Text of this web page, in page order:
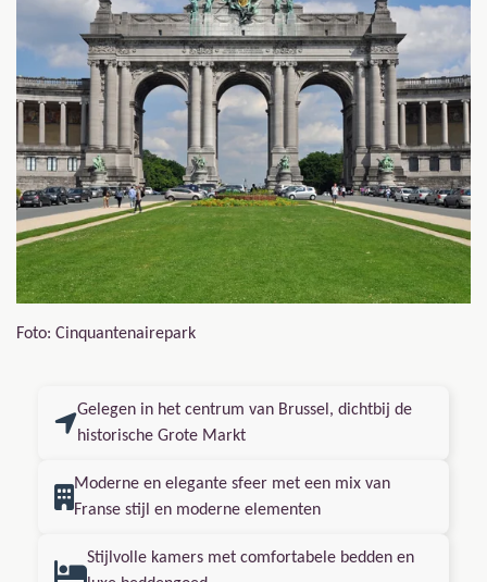
Foto: Cinquantenairepark
Gelegen in het centrum van Brussel, dichtbij de
historische Grote Markt
Moderne en elegante sfeer met een mix van
Franse stijl en moderne elementen
Stijlvolle kamers met comfortabele bedden en